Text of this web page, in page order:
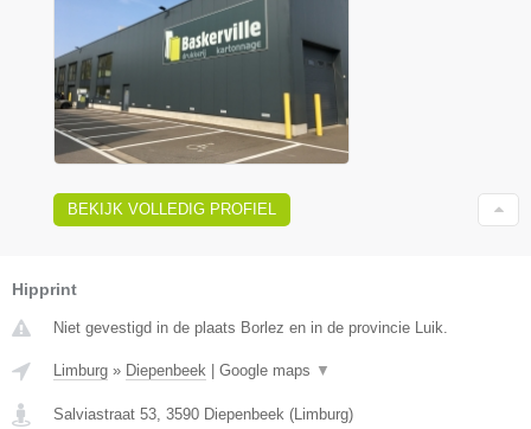
BEKIJK VOLLEDIG PROFIEL
Hipprint
Niet gevestigd in de plaats Borlez en in de provincie Luik.
Limburg » Diepenbeek | Google maps ▼
Salviastraat 53 3590 Diepenbeek (Limburg)